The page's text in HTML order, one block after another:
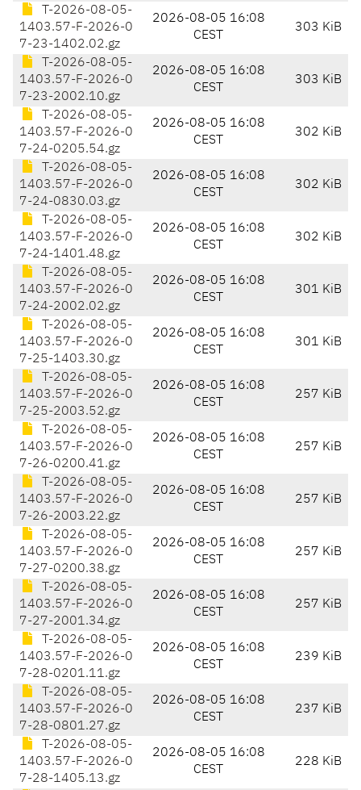
T-2026-08-05-
1403.57-F-2026-0
7-23-1402.02.gz
2026-08-05 16:08
CEST
303 KiB
T-2026-08-05-
1403.57-F-2026-0
7-23-2002.10.gz
2026-08-05 16:08
CEST
303 KiB
T-2026-08-05-
1403.57-F-2026-0
7-24-0205.54.gz
2026-08-05 16:08
CEST
302 KiB
T-2026-08-05-
1403.57-F-2026-0
7-24-0830.03.gz
2026-08-05 16:08
CEST
302 KiB
T-2026-08-05-
1403.57-F-2026-0
7-24-1401.48.gz
2026-08-05 16:08
CEST
302 KiB
T-2026-08-05-
1403.57-F-2026-0
7-24-2002.02.gz
2026-08-05 16:08
CEST
301 KiB
T-2026-08-05-
1403.57-F-2026-0
7-25-1403.30.gz
2026-08-05 16:08
CEST
301 KiB
T-2026-08-05-
1403.57-F-2026-0
7-25-2003.52.gz
2026-08-05 16:08
CEST
257 KiB
T-2026-08-05-
1403.57-F-2026-0
7-26-0200.41.gz
2026-08-05 16:08
CEST
257 KiB
T-2026-08-05-
1403.57-F-2026-0
7-26-2003.22.gz
2026-08-05 16:08
CEST
257 KiB
T-2026-08-05-
1403.57-F-2026-0
7-27-0200.38.gz
2026-08-05 16:08
CEST
257 KiB
T-2026-08-05-
1403.57-F-2026-0
7-27-2001.34.gz
2026-08-05 16:08
CEST
257 KiB
T-2026-08-05-
1403.57-F-2026-0
7-28-0201.11.gz
2026-08-05 16:08
CEST
239 KiB
T-2026-08-05-
1403.57-F-2026-0
7-28-0801.27.gz
2026-08-05 16:08
CEST
237 KiB
T-2026-08-05-
1403.57-F-2026-0
7-28-1405.13.gz
2026-08-05 16:08
CEST
228 KiB